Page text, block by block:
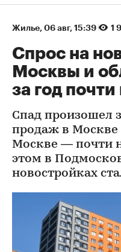
Жилье⁠, 06 авг, 15:39 1
Спрос на
Москвы и
за год почти
Спад произошел
продаж в Москве
Москве — почти
этом в
новостройках